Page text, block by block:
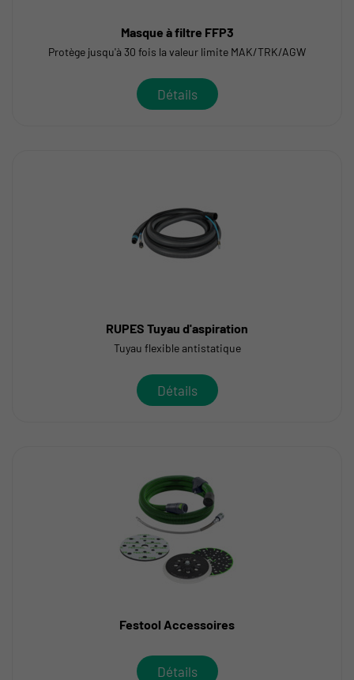
Masque à filtre FFP3
Protège jusqu'à 30 fois la valeur limite MAK/TRK/AGW
Détails
RUPES Tuyau d'aspiration
Tuyau flexible antistatique
Détails
Festool Accessoires
Détails